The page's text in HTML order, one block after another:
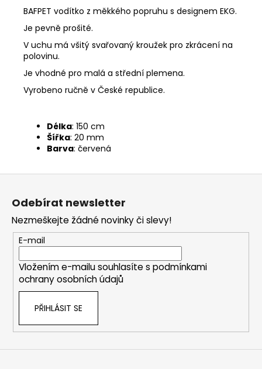
BAFPET vodítko z měkkého popruhu s designem EKG.
Je pevně prošité.
V uchu má všitý svařovaný kroužek pro zkrácení na
polovinu.
Je vhodné pro malá a střední plemena.
Vyrobeno ručně v České republice.
Délka: 150 cm
Šířka: 20 mm
Barva: červená
85G
Kč
Z
Odebírat newsletter
Nezmeškejte žádné novinky či slevy!
E-mail
Vložením e-mailu souhlasíte s podmínkami
ochrany osobních údajů
PŘIHLÁSIT SE